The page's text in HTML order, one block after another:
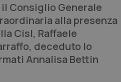
Consiglio Generale
alla presenza
Cisl, Raffaele
deceduto lo
Annalisa Bettin